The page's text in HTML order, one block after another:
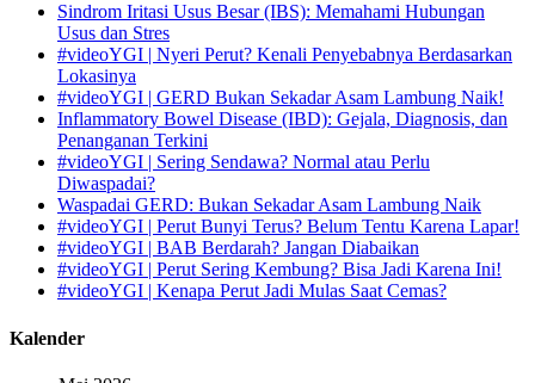
Sindrom Iritasi Usus Besar (IBS): Memahami Hubungan
Usus dan Stres
#videoYGI | Nyeri Perut? Kenali Penyebabnya Berdasarkan
Lokasinya
#videoYGI | GERD Bukan Sekadar Asam Lambung Naik!
Inflammatory Bowel Disease (IBD): Gejala, Diagnosis, dan
Penanganan Terkini
#videoYGI | Sering Sendawa? Normal atau Perlu
Diwaspadai?
Waspadai GERD: Bukan Sekadar Asam Lambung Naik
#videoYGI | Perut Bunyi Terus? Belum Tentu Karena Lapar!
#videoYGI | BAB Berdarah? Jangan Diabaikan
#videoYGI | Perut Sering Kembung? Bisa Jadi Karena Ini!
#videoYGI | Kenapa Perut Jadi Mulas Saat Cemas?
Kalender